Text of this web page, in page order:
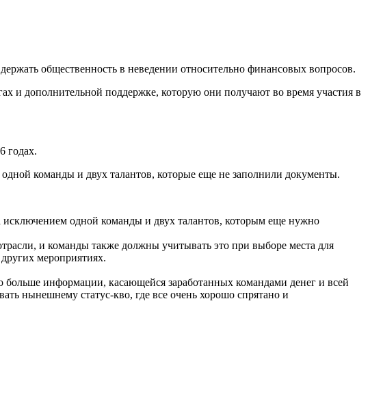
общественность в неведении относительно финансовых вопросов.
и дополнительной поддержке, которую они получают во время участия в
годах.
команды и двух талантов, которые еще не заполнили документы.
исключением одной команды и двух талантов, которым еще нужно
и команды также должны учитывать это при выборе места для
мероприятиях.
информации, касающейся заработанных командами денег и всей
нынешнему статус-кво, где все очень хорошо спрятано и